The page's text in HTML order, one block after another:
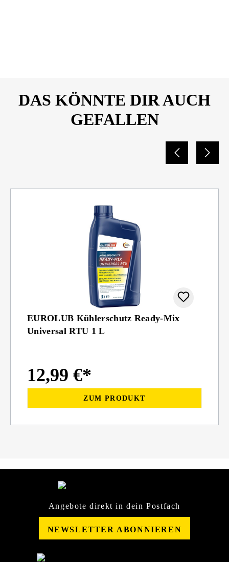
DAS KÖNNTE DIR AUCH
GEFALLEN
EUROLUB Kühlerschutz Ready-Mix
Universal RTU 1 L
12,99 €*
ZUM PRODUKT
Angebote direkt in dein Postfach
NEWSLETTER ABONNIEREN